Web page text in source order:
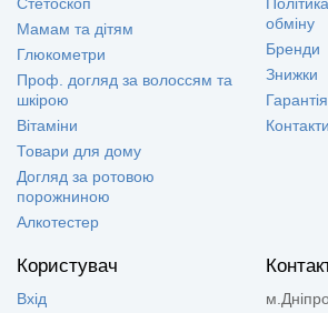
Мамам та дітям
Глюкометри
Проф. догляд за волоссям та
шкірою
Вітаміни
Товари для дому
Догляд за ротовою
порожниною
Алкотестер
обміну
Бренди
Знижки
Контакти
Користувач
Вхід